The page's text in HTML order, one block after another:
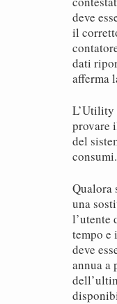
deve
il
dati
afferma
L’Utility
provare
del
consumi.
Qualora
una
l’utente
tempo e
deve
annua a